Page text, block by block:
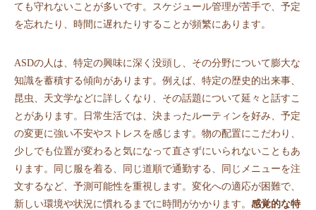
ても守れないことが多いです。スケジュール管理が苦手で、予定
を忘れたり、時間に遅れたりすることが頻繁にあります。
ASDの人は、特定の興味に深く没頭し、その分野について膨大な
知識を蓄積する傾向があります。例えば、特定の歴史的出来事、
昆虫、天文学などに詳しくなり、その話題について延々と話すこ
とがあります。日常生活では、決まったルーティンを好み、予定
の変更に強い不安やストレスを感じます。物の配置にこだわり、
少しでも位置が変わると気になって直さずにいられないこともあ
ります。同じ服を着る、同じ道順で通勤する、同じメニューを注
文するなど、予測可能性を重視します。変化への適応が困難で、
新しい環境や状況に慣れるまでに時間がかかります。 感覚的な特